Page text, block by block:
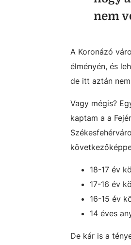
nem
A Koronázó
élményén, és
de itt aztán
Vagy mégis?
kaptam a a
18-17 év
17-16 év
16-15 év
14 éves
De kár is a